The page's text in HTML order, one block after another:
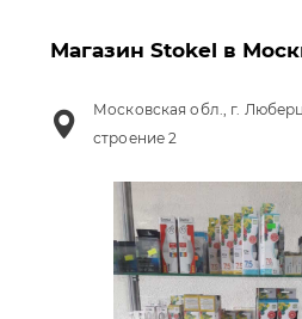
Магазин Stokel в
Московская обл., г.
строение 2